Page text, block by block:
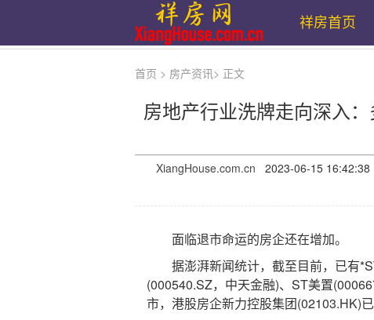
祥房首页
首页 > 房产资讯> 正文
房地产行业洗牌走向深入
XiangHouse.com.cn 2023-06-15
面临退市命运的房企还在增加。
据澎湃新闻统计，截至目前，已有
(000540.SZ，中天金融)、ST美置
市，港股房企新力控股集团(02103.HK)已